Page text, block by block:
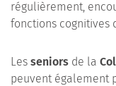
régulièrement,
fonctions cognitives
Les seniors de la
peuvent également